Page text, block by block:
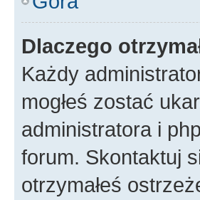
Dlaczego
Każdy
mogłeś zostać
administratora i
forum. Skontaktuj
otrzymałeś